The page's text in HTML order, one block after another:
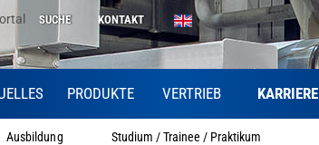
SUCHE KONTAKT
PRODUKTE VERTRIEB KARRIERE
Ausbildung Studium / Trainee / Praktikum